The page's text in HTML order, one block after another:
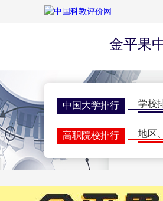
金平果
中国大学排行 学校
高职院校排行 地区
研究生排行榜
世界大学排名 一流